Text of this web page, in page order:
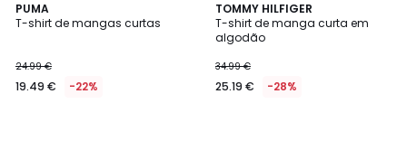
PUMA
T-shirt de mangas curtas
24.99 €
19.49 € -22%
TOMMY HILFIGER
T-shirt de manga curta em
algodão
34.99 €
25.19 € -28%